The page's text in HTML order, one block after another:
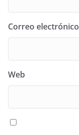
Correo electrónico
Web